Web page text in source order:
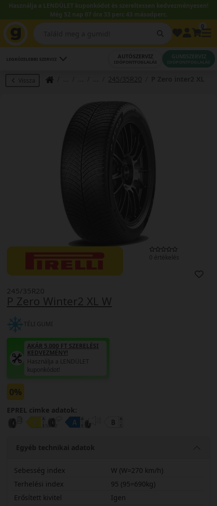
Használja a LENDÜLET kuponkódot és szereltessen kedvezményesen!
Még 52 nap 07 óra 33 perc 42 másodperc.
LEGKÖZELEBBI SZERVIZ AUTÓSZERVIZ
IDŐPONTFOGLALÁS
GUMISZERVIZ
IDŐPONTFOGLALÁS
Vissza 245/35R20
0 értékelés
P Zero Winter2 XL W
245/35R20
TÉLI GUMI
AKÁR 5.000 FT SZERELÉSI
KEDVEZMÉNY!
Használja a LENDÜLET
kuponkódot!
0%
EPREL cimke adatok:
Egyéb technikai adatok
Sebesség index
W (W=270 km/h)
Terhelési index
95 (95=690kg)
Erősített kivitel
Igen